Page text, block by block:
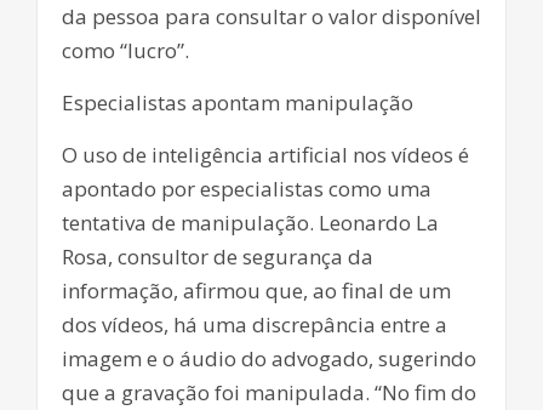
da pessoa para consultar o valor disponível
como “lucro”.
Especialistas apontam manipulação
O uso de inteligência artificial nos vídeos é
apontado por especialistas como uma
tentativa de manipulação. Leonardo La
Rosa, consultor de segurança da
informação, afirmou que, ao final de um
dos vídeos, há uma discrepância entre a
imagem e o áudio do advogado, sugerindo
que a gravação foi manipulada. “No fim do